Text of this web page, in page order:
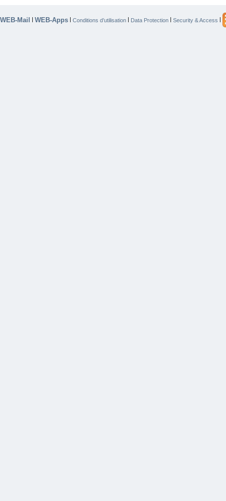
WEB-Mail | WEB-Apps | Conditions d’utilisation | Data Protection | Security & Access |